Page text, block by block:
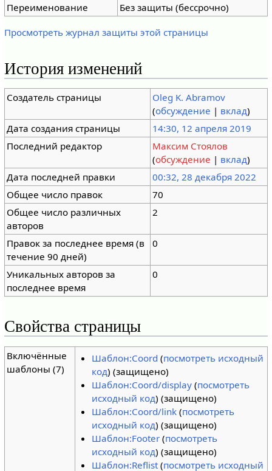
Переименование
Без защиты (бессрочно)
Просмотреть журнал защиты этой страницы
История изменений
Создатель страницы
Oleg K. Abramov
(обсуждение | вклад)
Дата создания страницы
14:30, 12 апреля 2019
Последний редактор
Максим Стоялов
(обсуждение | вклад)
Дата последней правки
00:32, 28 декабря 2022
Общее число правок
70
Общее число различных
авторов
2
Правок за последнее время (в
течение 90 дней)
0
Уникальных авторов за
последнее время
0
Свойства страницы
Включённые
шаблоны (7)
Шаблон:Coord (посмотреть исходный
код) (защищено)
Шаблон:Coord/display (посмотреть
исходный код) (защищено)
Шаблон:Coord/link (посмотреть
исходный код) (защищено)
Шаблон:Footer (посмотреть
исходный код) (защищено)
Шаблон:Reflist(посмотреть исходный